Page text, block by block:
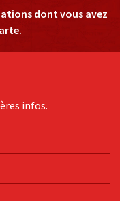
dont vous avez
infos.